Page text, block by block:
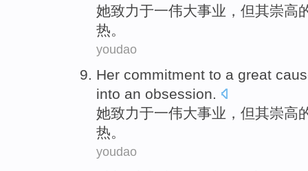
她致力于一伟大事业 ，但其崇高
热。
youdao
Her commitment to a great
into an obsession.
她致力于一伟大事业 ，但其崇高
热。
youdao